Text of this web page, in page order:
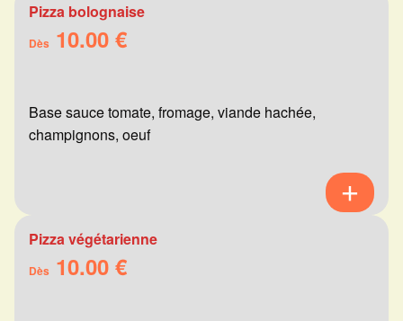
Pizza bolognaise
Dès 10.00 €
Base sauce tomate, fromage, viande hachée,
champignons, oeuf
Pizza végétarienne
Dès 10.00 €